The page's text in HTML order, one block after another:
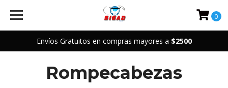
Envíos Gratuitos en compras mayores a $2500
0
Rompecabezas